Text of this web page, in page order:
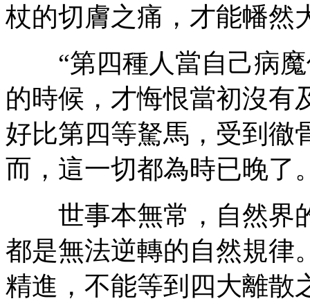
杖的切膚之痛，才能幡然
“第四種人當自己病魔
的時候，才悔恨當初沒有
好比第四等駑馬，受到徹
而，這一切都為時已晚了
世事本無常，自然界
都是無法逆轉的自然規律
精進，不能等到四大離散